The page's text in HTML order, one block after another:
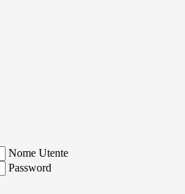
Nome Utente
Password